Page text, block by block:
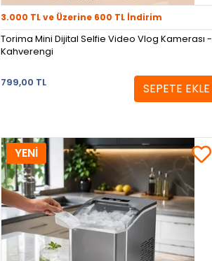
3.000 TL ve Üzerine 600 TL İndirim
Torima Mini Dijital Selfie Video Vlog Kamerası -
Kahverengi
799,00 TL SEPETE EKLE
YENİ